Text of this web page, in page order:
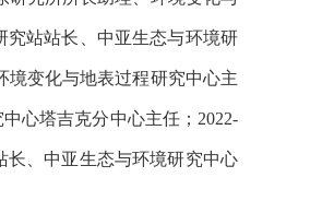
究站站长、中亚生态与环境研
境变化与地表过程研究中心主
心塔吉克分中心主任； 2022-
长、中亚生态与环境研究中心